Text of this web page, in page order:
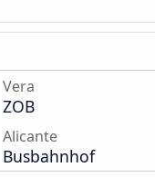
Vera
ZOB
Alicante
Busbahnhof